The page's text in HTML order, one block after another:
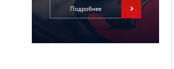
Подробнее